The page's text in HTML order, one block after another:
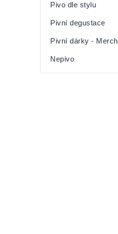
Pivo dle stylu
Pivní degustace
Pivní dárky - Merch
Nepivo